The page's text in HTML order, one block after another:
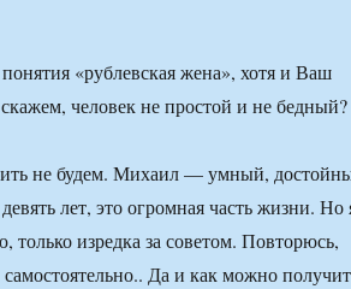
«рублевская жена», хотя и Ваш
человек не простой и не бедный?
не будем. Михаил — умный,
лет, это огромная часть жизни. Но
изредка за советом. Повторюсь,
Да и как можно